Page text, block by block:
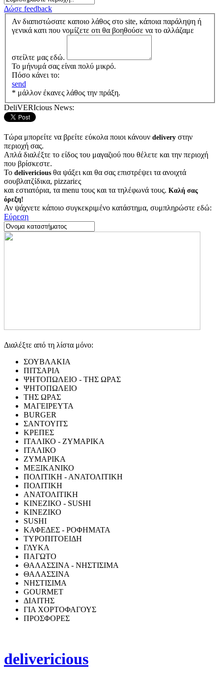
Δώσε feedback
Αν διαπιστώσατε καποιο λάθος στο site, κάποια παράληψη ή
γενικά κατι που νομίζετε οτι θα βοηθούσε να το αλλάζαμε
στείλτε μας εδώ.
Το μήνυμά σας είναι πολύ μικρό.
Πόσο κάνει το:
send
* μάλλον έκανες λάθος την πράξη.
DeliVERIcious News:
Τώρα μπορείτε να βρείτε εύκολα ποιοι κάνουν delivery στην
περιοχή σας.
Απλά διαλέξτε το είδος του μαγαζιού που θέλετε και την περιοχή
που βρίσκεστε.
Το delivericious θα ψάξει και θα σας επιστρέψει τα ανοιχτά
σουβλατζίδικα, pizzariες
και εστιατόρια, τα menu τους και τα τηλέφωνά τους. Καλή σας
όρεξη!
Αν ψάχνετε κάποιο συγκεκριμένο κατάστημα, συμπληρώστε εδώ:
Εύρεση
Διαλέξτε από τη λίστα μόνο:
ΣΟΥΒΛΑΚΙΑ
ΠΙΤΣΑΡΙΑ
ΨΗΤΟΠΩΛΕΙΟ - ΤΗΣ ΩΡΑΣ
ΨΗΤΟΠΩΛΕΙΟ
ΤΗΣ ΩΡΑΣ
ΜΑΓΕΙΡΕΥΤΑ
BURGER
ΣΑΝΤΟΥΙΤΣ
ΚΡΕΠΕΣ
ΙΤΑΛΙΚΟ - ΖΥΜΑΡΙΚΑ
ΙΤΑΛΙΚΟ
ΖΥΜΑΡΙΚΑ
ΜΕΞΙΚΑΝΙΚΟ
ΠΟΛΙΤΙΚΗ - ΑΝΑΤΟΛΙΤΙΚΗ
ΠΟΛΙΤΙΚΗ
ΑΝΑΤΟΛΙΤΙΚΗ
ΚΙΝΕΖΙΚΟ - SUSHI
ΚΙΝΕΖΙΚΟ
SUSHI
ΚΑΦΕΔΕΣ - ΡΟΦΗΜΑΤΑ
ΤΥΡΟΠΙΤΟΕΙΔΗ
ΓΛΥΚΑ
ΠΑΓΩΤΟ
ΘΑΛΑΣΣΙΝΑ - ΝΗΣΤΙΣΙΜΑ
ΘΑΛΑΣΣΙΝΑ
ΝΗΣΤΙΣΙΜΑ
GOURMET
ΔΙΑΙΤΗΣ
ΓΙΑ ΧΟΡΤΟΦΑΓΟΥΣ
ΠΡΟΣΦΟΡΕΣ
delivericious